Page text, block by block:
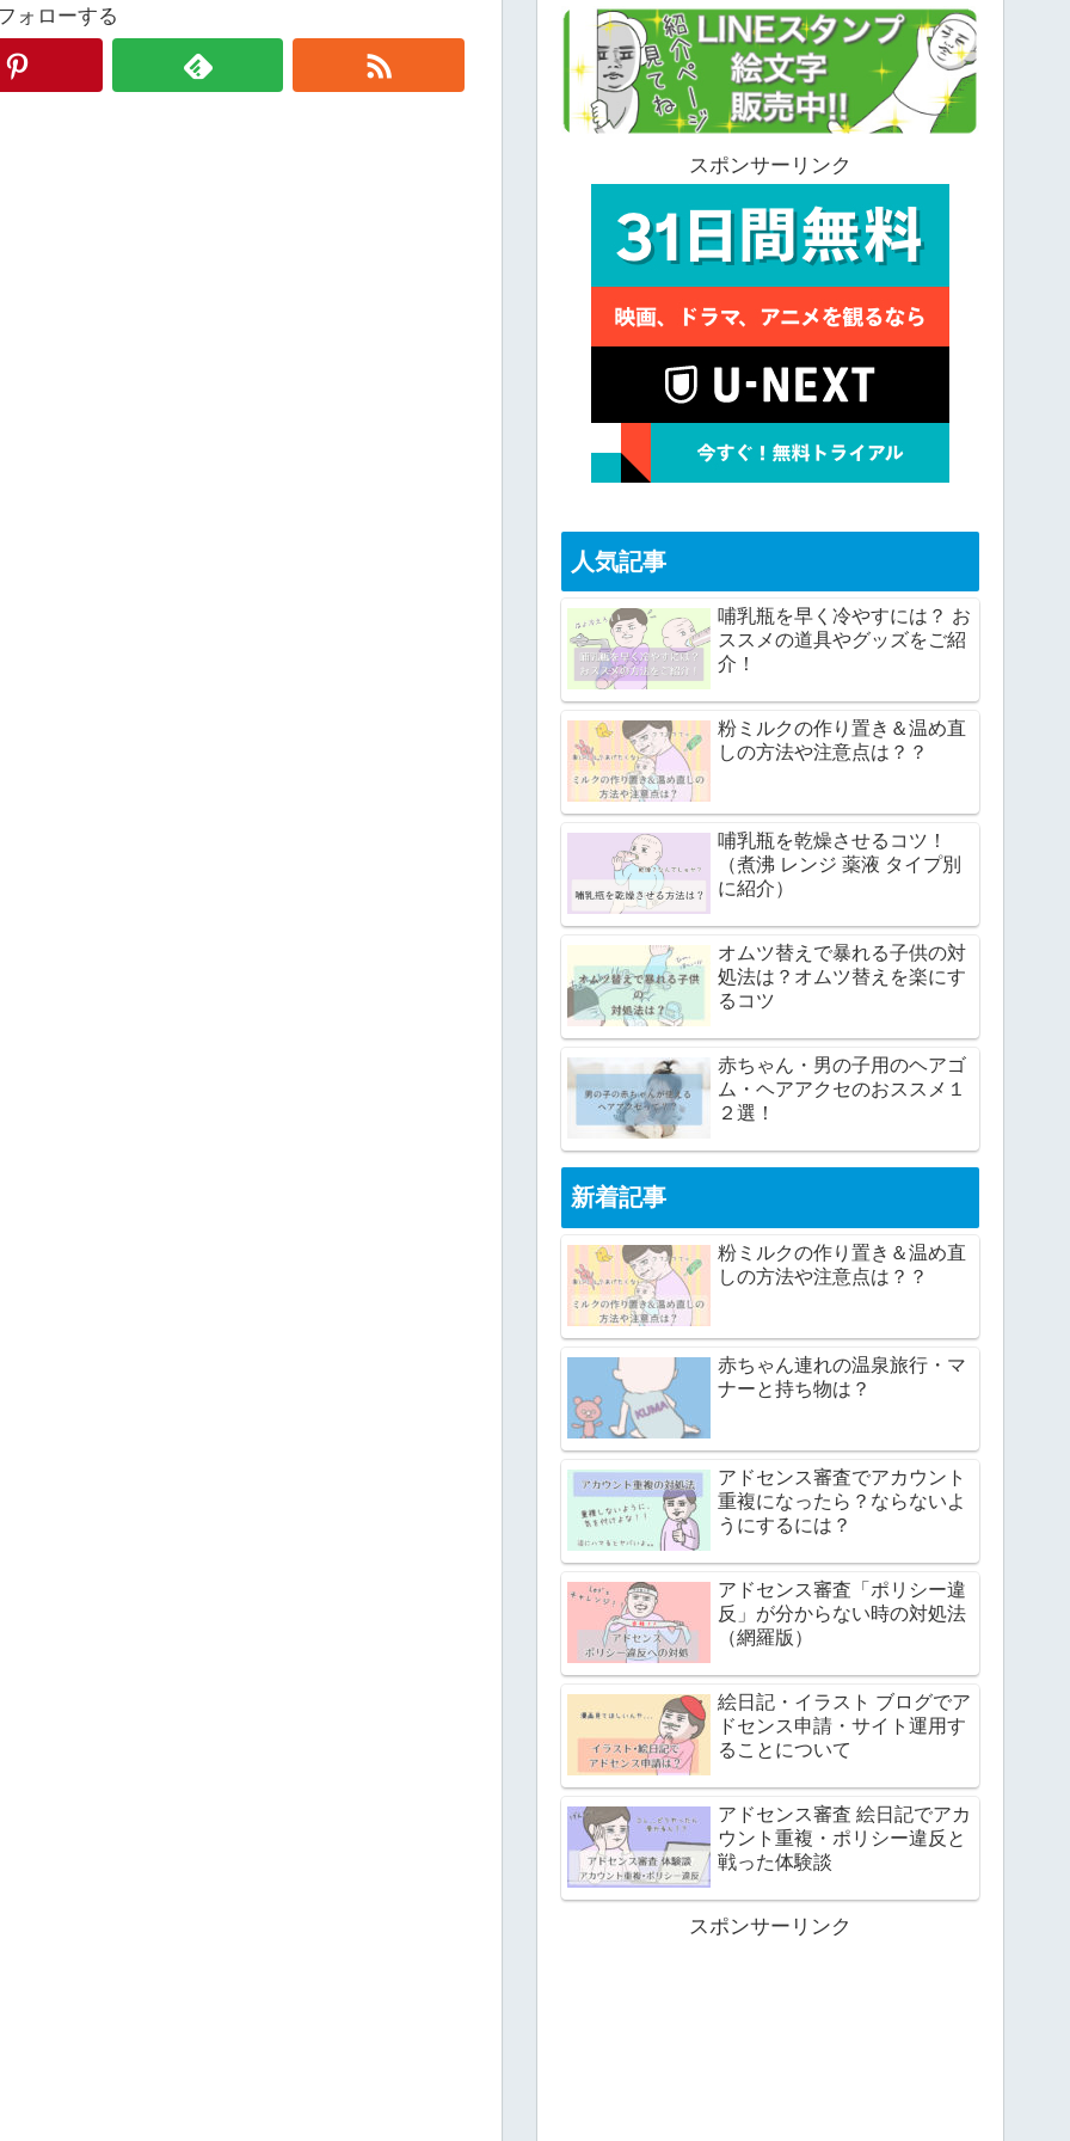
ォローする
スポンサーリンク
人気記事
哺乳瓶を早く冷やすには？ お
ススメの道具やグッズをご紹
介！
粉ミルクの作り置き＆温め直
しの方法や注意点は？？
哺乳瓶を乾燥させるコツ！
（煮沸 レンジ 薬液 タイプ別
に紹介）
オムツ替えで暴れる子供の対
処法は？オムツ替えを楽にす
るコツ
赤ちゃん・男の子用のヘアゴ
ム・ヘアアクセのおススメ１
２選！
新着記事
粉ミルクの作り置き＆温め直
しの方法や注意点は？？
赤ちゃん連れの温泉旅行・マ
ナーと持ち物は？
アドセンス審査でアカウント
重複になったら？ならないよ
うにするには？
アドセンス審査「ポリシー違
反」が分からない時の対処法
（網羅版）
絵日記・イラスト ブログでア
ドセンス申請・サイト運用す
ることについて
アドセンス審査 絵日記でアカ
ウント重複・ポリシー違反と
戦った体験談
スポンサーリンク